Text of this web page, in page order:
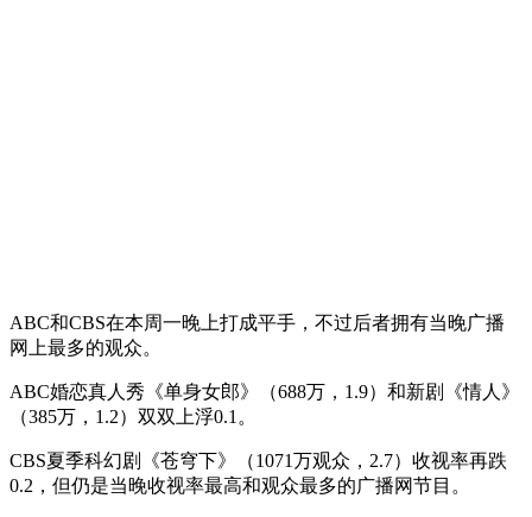
ABC和CBS在本周一晚上打成平手，不过后者拥有当晚广播
网上最多的观众。
ABC婚恋真人秀《单身女郎》（688万，1.9）和新剧《情人》
（385万，1.2）双双上浮0.1。
CBS夏季科幻剧《苍穹下》（1071万观众，2.7）收视率再跌
0.2，但仍是当晚收视率最高和观众最多的广播网节目。